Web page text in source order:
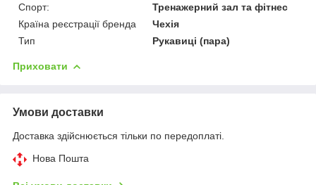
Спорт:
Тренажерний зал та фітнес
Країна реєстрації бренда
Чехія
Тип
Рукавиці (пара)
Приховати
Умови доставки
Доставка здійснюється тільки по передоплаті.
Нова Пошта